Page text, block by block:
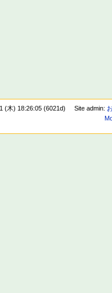
(木) 18:26:05 (6021d) Site admin: